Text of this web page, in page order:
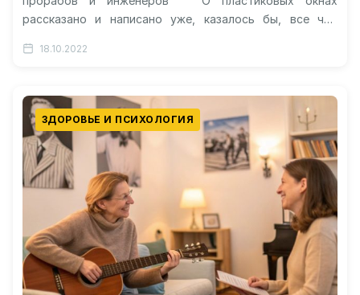
рассказано и написано уже, казалось бы, все что
18.10.2022
ЗДОРОВЬЕ И ПСИХОЛОГИЯ